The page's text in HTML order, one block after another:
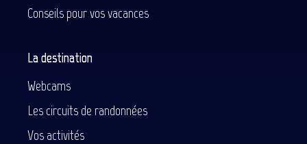
Conseils pour vos vacances
La destination
Webcams
Les circuits de randonnées
Vos activités